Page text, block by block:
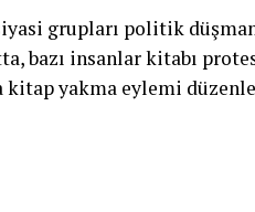
grupları politik
bazı insanlar kitabı
kitap yakma eylemi